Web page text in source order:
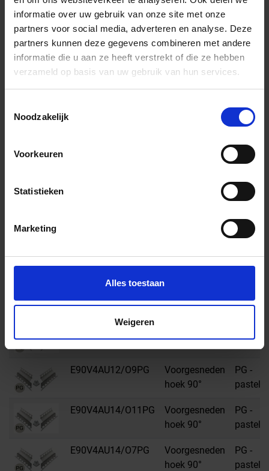
informatie over uw gebruik van onze site met onze
partners voor social media, adverteren en analyse. Deze
partners kunnen deze gegevens combineren met andere
informatie die u aan ze heeft verstrekt of die ze hebben
verzameld op basis van uw gebruik van hun services.
Noodzakelijk
Voorkeuren
Statistieken
Marketing
Alles toestaan
Weigeren
E90V4AU16/O9HB
Voorgesneden
E90V4AU8/O11HB
Voorgesneden
hoek 90°
HB -
E90V4AU8/O7HB
Voorgesneden
HB -
Voorgesneden
HB -
hoek 90°
E90V4AU12/O11PG
hoek 90°
E90V4AU12/O7PG
E90V4AU12/O9PG
Voorgesneden
hoek 90°
PG -
E90V4AU14/O11PG
Voorgesneden
hoek 90°
PG -
E90V4AU14/O7PG
Voorgesneden
hoek 90°
PG -